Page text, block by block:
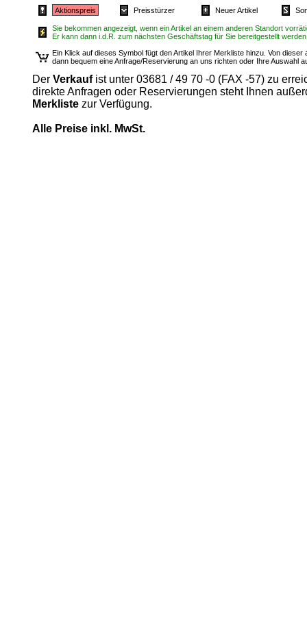
Aktionspreis Preisstürzer Neuer Artikel
Sie bekommen angezeigt, wenn ein Artikel an einem anderen Standort
Er kann dann i.d.R. zum nächsten Geschäftstag für Sie bereitgestellt
Ein Klick auf dieses Symbol fügt den Artikel Ihrer Merkliste hinzu. Von dieser
dann bequem eine Anfrage/Reservierung an uns richten oder Ihre Auswahl
Der Verkaufist unter 03681 / 49 70 -0 (FAX -57) zu
direkte Anfragen oder Reservierungen steht Ihnen
Merkliste zur Verfügung.
Alle Preise inkl. MwSt.